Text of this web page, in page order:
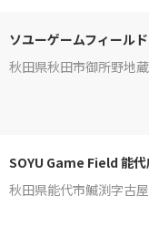
ソユーゲームフィール
秋田県秋田市御所野地
SOYU Game Field 能
秋田県能代市鰄渕字古